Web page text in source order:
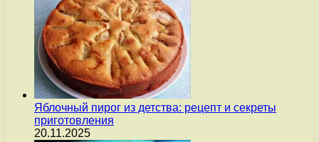
Яблочный пирог из детства: рецепт и секреты
приготовления
20.11.2025